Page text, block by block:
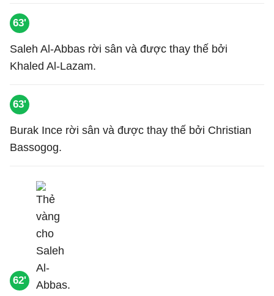
63'
Saleh Al-Abbas rời sân và được thay thế bởi
Khaled Al-Lazam.
63'
Burak Ince rời sân và được thay thế bởi Christian
Bassogog.
62'